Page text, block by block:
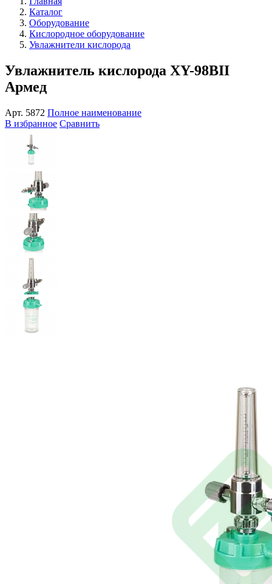
Каталог
Оборудование
Кислородное оборудование
Увлажнители кислорода
Увлажнитель кислорода XY-98BII
Армед
Арт. 5872 Полное наименование
В избранное Сравнить